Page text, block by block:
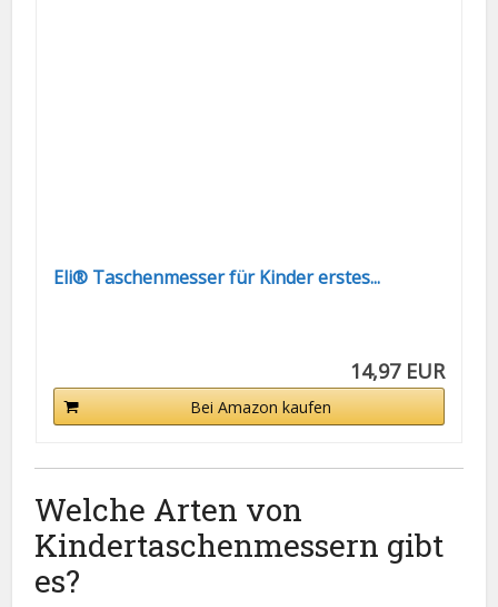
Eli® Taschenmesser für Kinder erstes...
14,97 EUR
Bei Amazon kaufen
Welche Arten von
Kindertaschenmessern gibt
es?